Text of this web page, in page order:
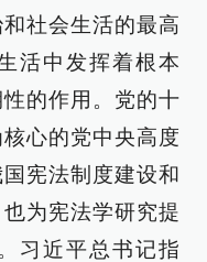
社会生活的最高
活中发挥着根本
的作用。党的十
心的党中央高度
宪法制度建设和
为宪法学研究提
习近平总书记指